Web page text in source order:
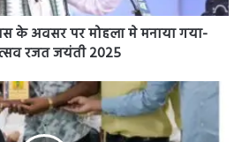
के अवसर पर मोहला मे मनाया गया-
रजत जयंती 2025